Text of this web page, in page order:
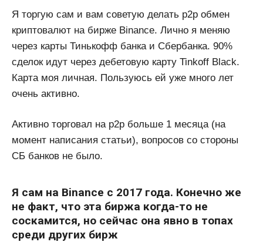
Я торгую сам и вам советую делать p2p обмен
криптовалют на бирже Binance. Лично я меняю
через карты Тинькофф банка и Сбербанка. 90%
сделок идут через дебетовую карту Tinkoff Black.
Карта моя личная. Пользуюсь ей уже много лет
очень активно.
Активно торговал на p2p больше 1 месяца (на
момент написания статьи), вопросов со стороны
СБ банков не было.
Я сам на Binance с 2017 года. Конечно же
не факт, что эта биржа когда-то не
соскамится, но сейчас она явно в топах
среди других бирж